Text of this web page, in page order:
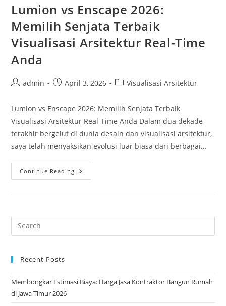
Lumion vs Enscape 2026:
Memilih Senjata Terbaik
Visualisasi Arsitektur Real-Time
Anda
Postadmin
PostApril 3, 2026
PostVisualisasi Arsitektur
Lumion vs Enscape 2026: Memilih Senjata Terbaik
Visualisasi Arsitektur Real-Time Anda Dalam dua dekade
terakhir bergelut di dunia desain dan visualisasi arsitektur,
saya telah menyaksikan evolusi luar biasa dari berbagai…
Continue Reading Lumion
Vs
Real-
Recent Posts
Membongkar Estimasi Biaya: Harga Jasa Kontraktor Bangun Rumah
di Jawa Timur 2026